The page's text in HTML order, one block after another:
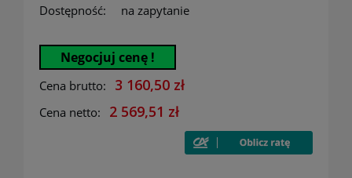
Dostępność: na zapytanie
Negocjuj cenę !
Cena brutto: 3 160,50 zł
Cena netto: 2 569,51 zł